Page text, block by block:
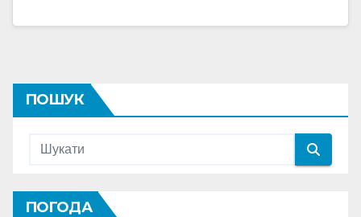
ПОШУК
ПОГОДА